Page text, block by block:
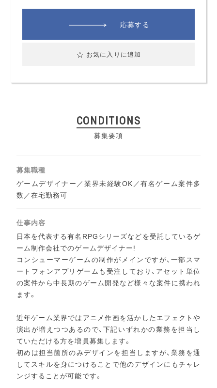
応募する
お気に入りに追加
CONDITIONS
募集要項
募集職種
ゲームデザイナー／業界未経験OK／有名ゲーム案件多
数／在宅勤務可
仕事内容
日本を代表する有名RPGシリーズなどを受託しているゲ
ーム制作会社でのゲームデザイナー!
コンシューマーゲームの制作がメインですが、一部スマ
ートフォンアプリゲームも受注しており、アセット単位
の案件から中長期のゲーム開発など様々な案件に携われ
ます。
近年ゲーム業界ではアニメ作画を活かしたエフェクトや
演出が増えつつあるので、下記いずれかの業務を担当し
ていただける方を増員募集します。
初めは担当箇所のみデザインを担当しますが、業務を通
してスキルを身につけることで他のデザインにもチャレ
ンジすることが可能です。